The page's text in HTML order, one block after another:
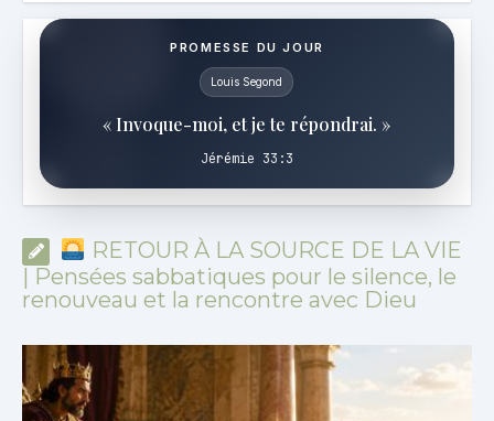
PROMESSE DU JOUR
Louis Segond
« Invoque-moi, et je te répondrai. »
Jérémie 33:3
RETOUR À LA SOURCE DE LA VIE
| Pensées sabbatiques pour le silence, le
renouveau et la rencontre avec Dieu